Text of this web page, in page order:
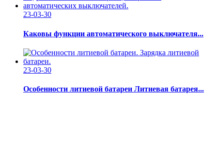
23-03-30
Каковы функции автоматического выключателя...
23-03-30
Особенности литиевой батареи Литиевая батарея...